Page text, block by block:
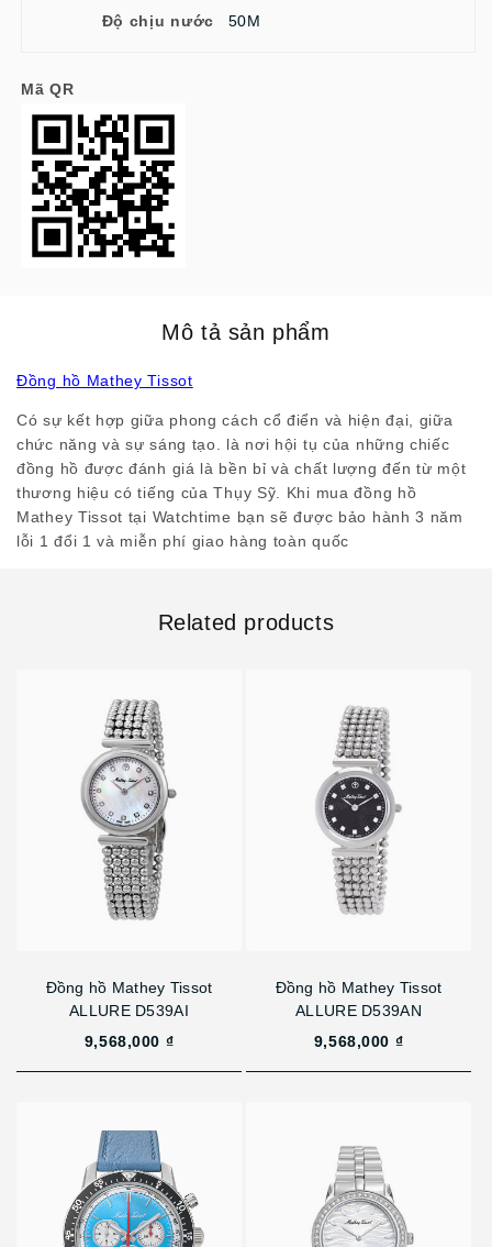
Độ chịu nước 50M
Mã QR
Mô tả sản phẩm
Đồng hồ Mathey Tissot
Có sự kết hợp giữa phong cách cổ điển và hiện đại, giữa
chức năng và sự sáng tạo. là nơi hội tụ của những chiếc
đồng hồ được đánh giá là bền bỉ và chất lượng đến từ một
thương hiệu có tiếng của Thụy Sỹ. Khi mua đồng hồ
Mathey Tissot tại Watchtime bạn sẽ được bảo hành 3 năm
lỗi 1 đổi 1 và miễn phí giao hàng toàn quốc
Related products
Đồng hồ Mathey Tissot
ALLURE D539AI
9,568,000 ₫
Đồng hồ Mathey Tissot
ALLURE D539AN
9,568,000 ₫